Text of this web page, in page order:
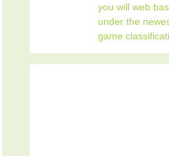
you will web
under the
game